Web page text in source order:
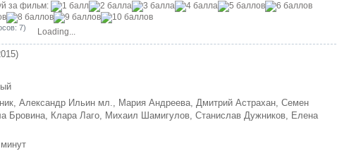
за фильм:
7) Loading...
Александр Ильин мл., Мария Андреева, Дмитрий Астрахан, Семен
Бровина, Клара Лаго, Михаил Шамигулов, Станислав Дужников, Елена